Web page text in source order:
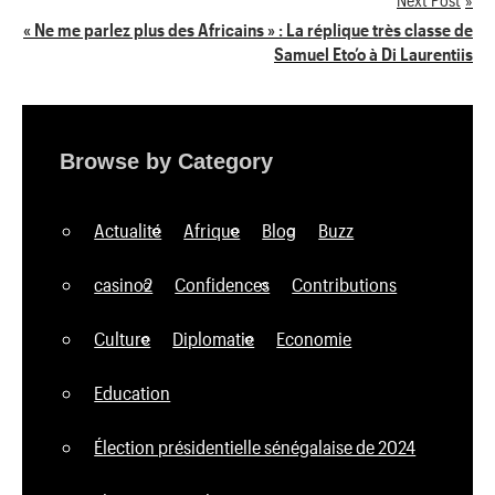
« Ne me parlez plus des Africains » : La réplique très classe de
Samuel Eto’o à Di Laurentiis
Browse by Category
Actualité Afrique Blog Buzz
casino2 Confidences Contributions
Culture Diplomatie Economie
Education
Élection présidentielle sénégalaise de 2024